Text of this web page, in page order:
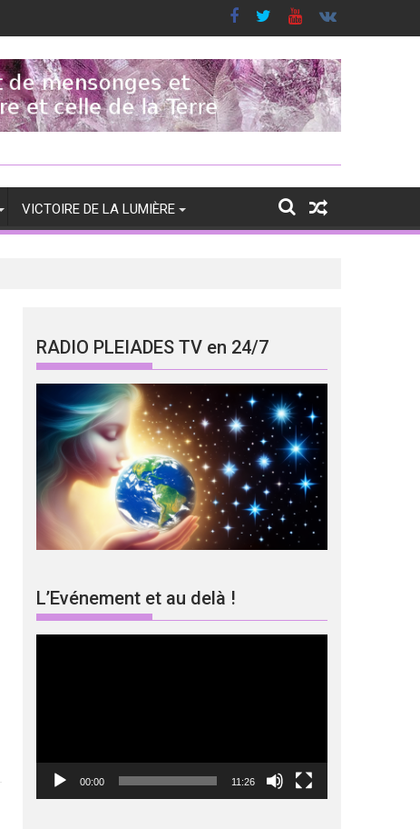
VICTOIRE DE LA LUMIÈRE
RADIO PLEIADES TV en 24/7
L’Evénement et au delà !
00:00 11:26